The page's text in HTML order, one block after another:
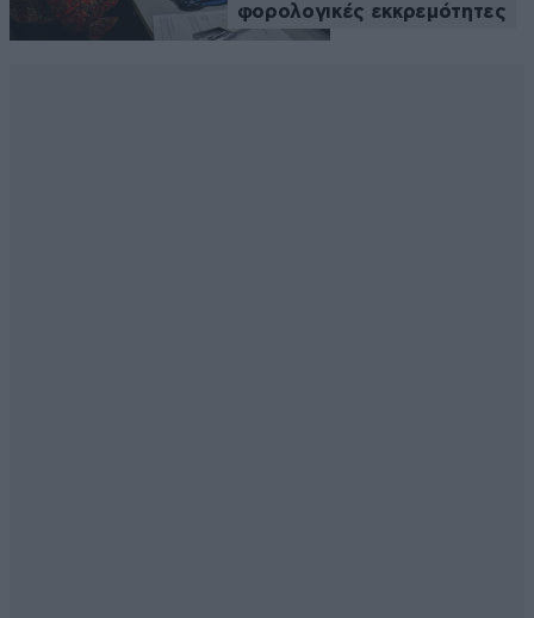
φορολογικές εκκρεμότητες